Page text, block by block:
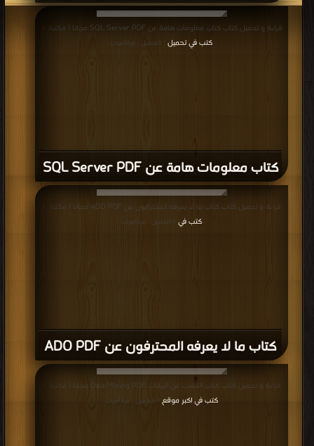
كتاب معلومات هامة عن SQL Server PDF
قراءة و تحميل كتاب كتاب معلومات هامة عن SQL Server PDF مجانا | مكتبة >
كتب في تحميل
| التحميل : مرة/مرات
كتاب ما لا يعرفه المحترفون عن ADO PDF
قراءة و تحميل كتاب كتاب ما لا يعرفه المحترفون عن ADO PDF مجانا | مكتبة >
كتب في
| التحميل : مرة/مرات
قراءة و تحميل كتاب كتاب التنقيب عن البيانات Data Mining PDF مجانا | مكتبة >
كتب في اكبر موقع | التحميل : مرة/مرات